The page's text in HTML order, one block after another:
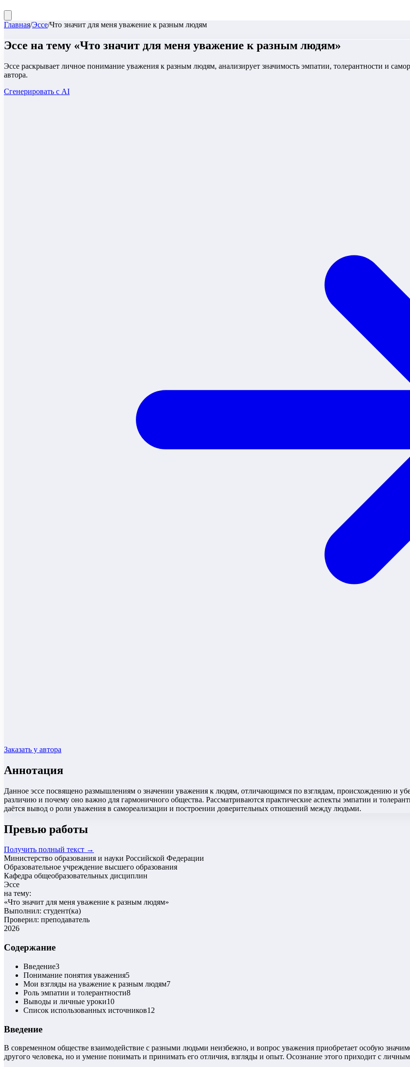
Главная/Эссе/Что значит для меня уважение к разным людям
Эссе на тему «Что значит для меня уважение к разным людям»
Эссе раскрывает личное понимание уважения к разным людям, анализирует значимость эмпатии, толерантности и
автора.
Сгенерировать с AI
Заказать у автора
Аннотация
Данное эссе посвящено размышлениям о значении уважения к людям, отличающимся по взглядам, происхождению и
различию и почему оно важно для гармоничного общества. Рассматриваются практические аспекты эмпатии и
даётся вывод о роли уважения в самореализации и построении доверительных отношений между людьми.
Превью работы
Получить полный текст →
Министерство образования и науки Российской Федерации
Образовательное учреждение высшего образования
Кафедра общеобразовательных дисциплин
Эссе
на тему:
«Что значит для меня уважение к разным людям»
Выполнил: студент(ка)
Проверил: преподаватель
2026
Содержание
Введение3
Понимание понятия уважения5
Мои взгляды на уважение к разным людям7
Роль эмпатии и толерантности8
Выводы и личные уроки10
Список использованных источников12
Введение
В современном обществе взаимодействие с разными людьми неизбежно, и вопрос уважения приобретает особую
другого человека, но и умение понимать и принимать его отличия, взгляды и опыт. Осознание этого приходит с